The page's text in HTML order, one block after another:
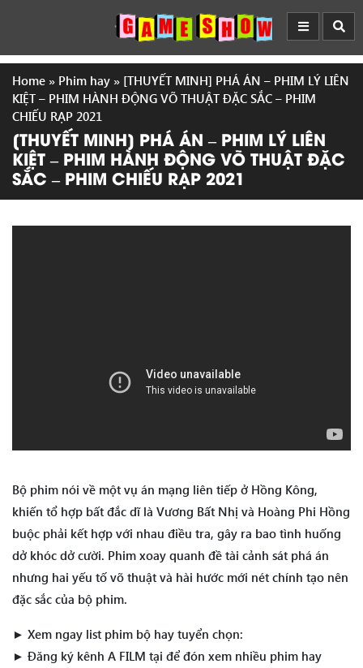
Home » Phim hay » [THUYẾT MINH] PHÁ ÁN – PHIM LÝ LIÊN
KIỆT – PHIM HÀNH ĐỘNG VÕ THUẬT ĐẶC SẮC – PHIM
CHIẾU RẠP 2021
[THUYẾT MINH] PHÁ ÁN – PHIM LÝ LIÊN
KIỆT – PHIM HÀNH ĐỘNG VÕ THUẬT ĐẶC
SẮC – PHIM CHIẾU RẠP 2021
Bộ phim nói về một vụ án mạng liên tiếp ở Hồng Kông,
khiến tổ hợp bất đắc dĩ là Vương Bất Nhị và Hoàng Phi Hồng
buộc phải kết hợp với nhau điều tra, gây ra bao tình huống
dở khóc dở cười. Phim xoay quanh đề tài cảnh sát phá án
nhưng hai yếu tố võ thuật và hài hước mới nét chính tạo nên
đặc sắc của bộ phim.
► Xem ngay list phim bộ hay tuyển chọn:
► Đăng ký kênh A FILM tại để đón xem nhiều phim hay